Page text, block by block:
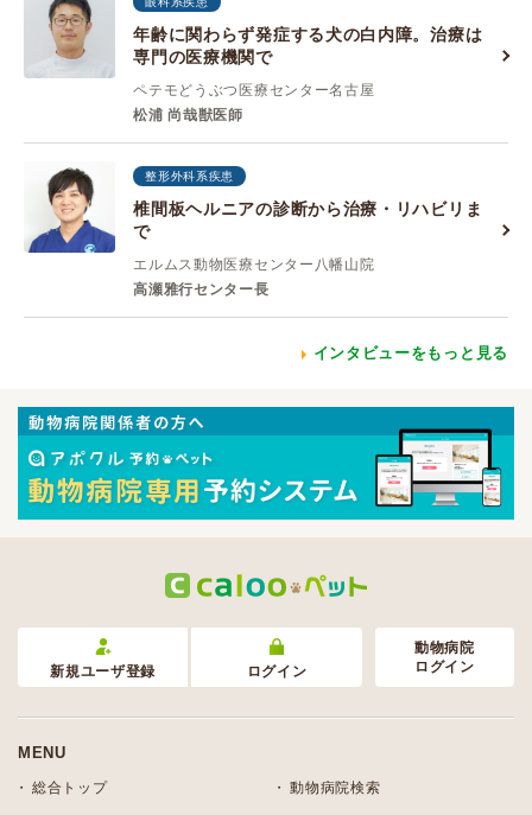
年齢に関わらず発症する犬の白内障。治療は
専門の医療機関で
ペテモどうぶつ医療センター名古屋
松浦 尚哉獣医師
整形外科系疾患
椎間板ヘルニアの診断から治療・リハビリま
で
エルムス動物医療センター八幡山院
高瀬雅行センター長
インタビューをもっと見る
新規ユーザ登録 ログイン
動物病院
ログイン
MENU
総合トップ 動物病院検索